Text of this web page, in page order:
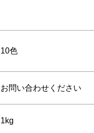
10色
お問い合わせください
1kg